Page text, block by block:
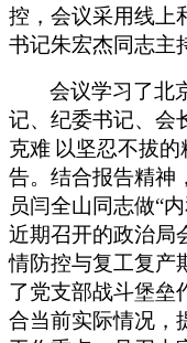
控，会议采用线上
书记朱宏杰同志主
会议学习了北
记、纪委书记、会
克难 以坚忍不拔
告。结合报告精神
员闫全山同志做“
近期召开的政治局
情防控与复工复产
了党支部战斗堡垒
合当前实际情况，